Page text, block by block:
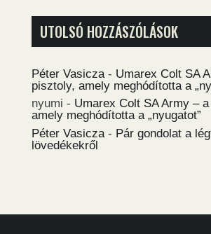
UTOLSÓ HOZZÁSZÓLÁSOK
Péter Vasicza - Umarex Colt SA
pisztoly, amely meghódította a
nyumi - Umarex Colt SA Army –
amely meghódította a „nyugatot”
Péter Vasicza - Pár gondolat a
lövedékekről